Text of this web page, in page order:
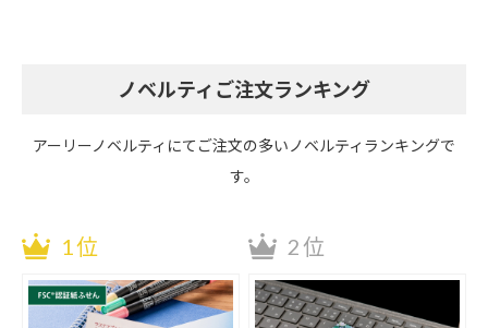
ノベルティご注文ランキング
アーリーノベルティにてご注文の多いノベルティランキングで
す。
1位 2位